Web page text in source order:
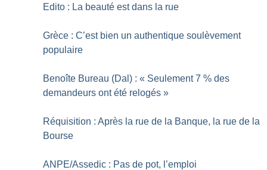
Edito : La beauté est dans la rue
Grèce : C’est bien un authentique soulèvement
populaire
Benoîte Bureau (Dal) : « Seulement 7 % des
demandeurs ont été relogés »
Réquisition : Après la rue de la Banque, la rue de la
Bourse
ANPE/Assedic : Pas de pot, l’emploi